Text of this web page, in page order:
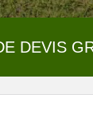
DEVIS